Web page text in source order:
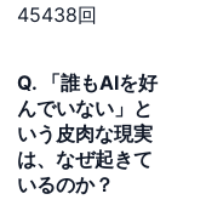
45438回
Q. 「誰もAIを好
んでいない」と
いう皮肉な現実
は、なぜ起きて
いるのか？